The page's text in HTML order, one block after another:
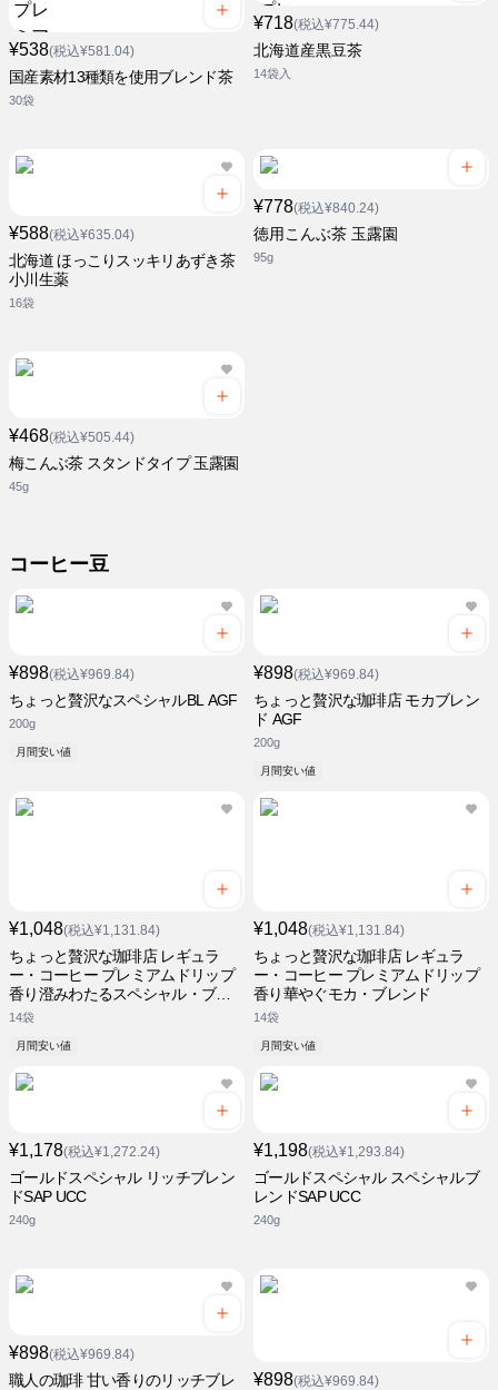
¥538(税込¥581.04)
国産素材13種類を使用ブレンド茶
30袋
¥718(税込¥775.44)
北海道産黒豆茶
14袋入
¥588(税込¥635.04)
北海道 ほっこりスッキリあずき茶
小川生薬
16袋
¥778(税込¥840.24)
徳用こんぶ茶 玉露園
95g
¥468(税込¥505.44)
梅こんぶ茶 スタンドタイプ 玉露園
45g
コーヒー豆
¥898(税込¥969.84)
ちょっと贅沢なスペシャルBL AGF
200g
月間安い値
¥898(税込¥969.84)
ちょっと贅沢な珈琲店 モカブレン
ド AGF
200g
月間安い値
¥1,048(税込¥1,131.84)
ちょっと贅沢な珈琲店 レギュラ
ー・コーヒー プレミアムドリップ
香り澄みわたるスペシャル・ブレ
ンド
14袋
月間安い値
¥1,048(税込¥1,131.84)
ちょっと贅沢な珈琲店 レギュラ
ー・コーヒー プレミアムドリップ
香り華やぐモカ・ブレンド
14袋
月間安い値
¥1,178(税込¥1,272.24)
ゴールドスペシャル リッチブレン
ドSAP UCC
240g
¥1,198(税込¥1,293.84)
ゴールドスペシャル スペシャルブ
レンドSAP UCC
240g
¥898(税込¥969.84)
職人の珈琲 甘い香りのリッチブレ ¥898(税込¥969.84)